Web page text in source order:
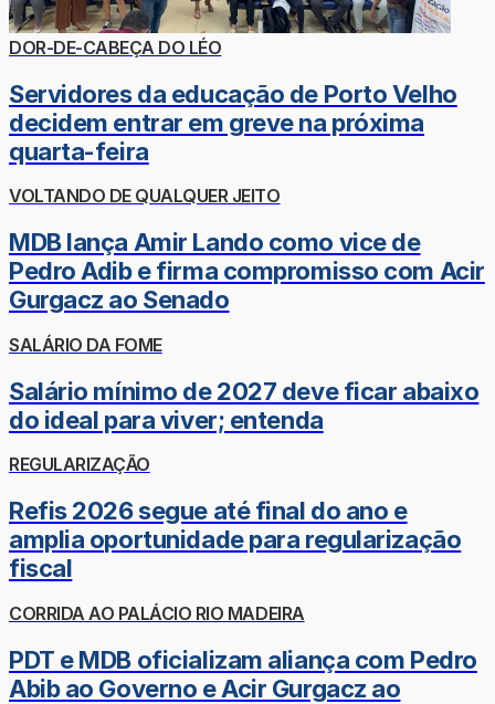
DOR-DE-CABEÇA DO LÉO
Servidores da educação de Porto Velho
decidem entrar em greve na próxima
quarta-feira
VOLTANDO DE QUALQUER JEITO
MDB lança Amir Lando como vice de
Pedro Adib e firma compromisso com Acir
Gurgacz ao Senado
SALÁRIO DA FOME
Salário mínimo de 2027 deve ficar abaixo
do ideal para viver; entenda
REGULARIZAÇÃO
Refis 2026 segue até final do ano e
amplia oportunidade para regularização
fiscal
CORRIDA AO PALÁCIO RIO MADEIRA
PDT e MDB oficializam aliança com Pedro
Abib ao Governo e Acir Gurgacz ao